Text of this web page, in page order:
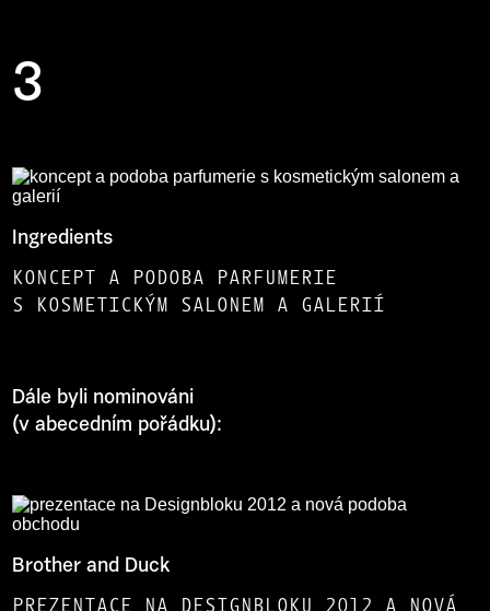
3
Ingredients
KONCEPT A PODOBA PARFUMERIE
S KOSMETICKÝM SALONEM A GALERIÍ
Dále byli nominováni
(v abecedním pořádku):
Brother and Duck
PREZENTACE NA DESIGNBLOKU 2012 A NOVÁ